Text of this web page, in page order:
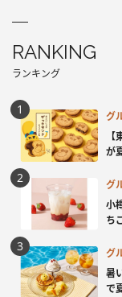
RANKING
ランキング
グ
が
グ
小
ち
グ
暑
で